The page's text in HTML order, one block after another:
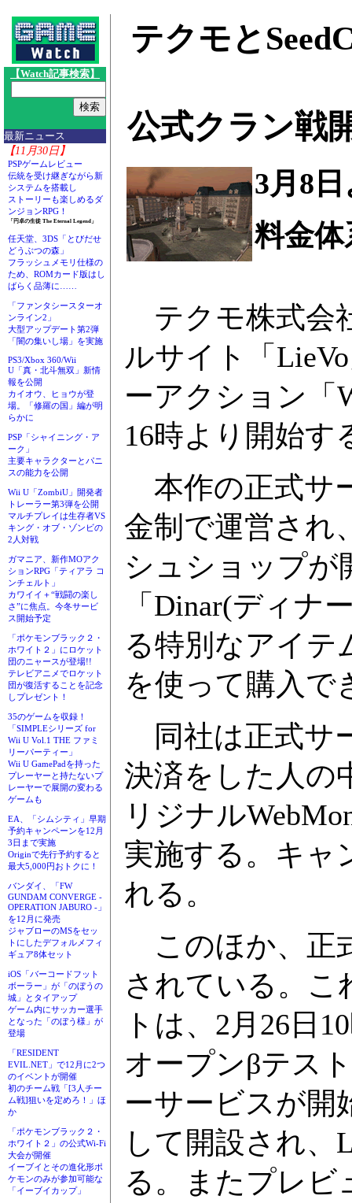
【Watch記事検索】
最新ニュース
【11月30日】
PSPゲームレビュー
伝統を受け継ぎながら新
システムを搭載し
ストーリーも楽しめるダ
ンジョンRPG！
「円卓の生徒 The Eternal Legend」
任天堂、3DS「とびだせ
どうぶつの森」
フラッシュメモリ仕様の
ため、ROMカード版はし
ばらく品薄に……
「ファンタシースターオ
ンライン2」
大型アップデート第2弾
「闇の集いし場」を実施
PS3/Xbox 360/Wii
U「真・北斗無双」新情
報を公開
カイオウ、ヒョウが登
場。「修羅の国」編が明
らかに
PSP「シャイニング・ア
ーク」
主要キャラクターとパニ
スの能力を公開
Wii U「ZombiU」開発者
トレーラー第3弾を公開
マルチプレイは生存者VS
キング・オブ・ゾンビの
2人対戦
ガマニア、新作MOアク
ションRPG「ティアラ コ
ンチェルト」
カワイイ＋“戦闘の楽し
さ”に焦点。今冬サービ
ス開始予定
「ポケモンブラック２・
ホワイト２」にロケット
団のニャースが登場!!
テレビアニメでロケット
団が復活することを記念
しプレゼント！
35のゲームを収録！
「SIMPLEシリーズ for
Wii U Vol.1 THE ファミ
リーパーティー」
Wii U GamePadを持った
プレーヤーと持たないプ
レーヤーで展開の変わる
ゲームも
EA、「シムシティ」早期
予約キャンペーンを12月
3日まで実施
Originで先行予約すると
最大5,000円おトクに！
バンダイ、「FW
GUNDAM CONVERGE -
OPERATION JABURO -」
を12月に発売
ジャブローのMSをセッ
トにしたデフォルメフィ
ギュア8体セット
iOS「バーコードフット
ボーラー」が「のぼうの
城」とタイアップ
ゲーム内にサッカー選手
となった「のぼう様」が
登場
「RESIDENT
EVIL.NET」で12月に2つ
のイベントが開催
初のチーム戦「[3人チー
ム戦]狙いを定めろ！」ほ
か
「ポケモンブラック２・
ホワイト２」の公式Wi-Fi
大会が開催
イーブイとその進化形ポ
ケモンのみが参加可能な
「イーブイカップ」
テクモと
公式クラン戦
3月8
料金
テクモ株式会
ルサイト「
ーアクション「
16時より開始す
本作の正式サ
金制で運営され
シュショップが
「Dinar(ディナ
る特別なアイテ
を使って購入で
同社は正式サ
決済をした人の
リジナル
実施する。キャ
れる。
このほか、正
されている。こ
トは、2月26日
オープンβテス
ーサービスが開
して開設され、
る。またプレビ